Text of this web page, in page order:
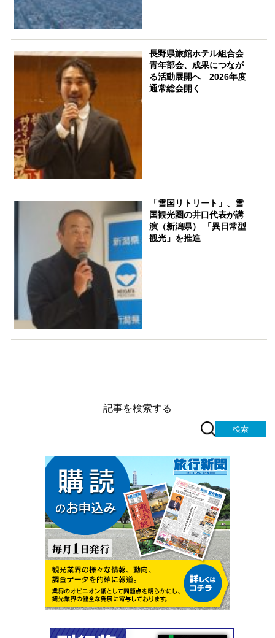
長野県旅館ホテル組合会
青年部会、成果につなが
る活動展開へ 2026年度
通常総会開く
「雪国リトリート」、雪
国観光圏の井口代表が講
演（新潟県） 「異日常型
観光」を推進
記事を検索する